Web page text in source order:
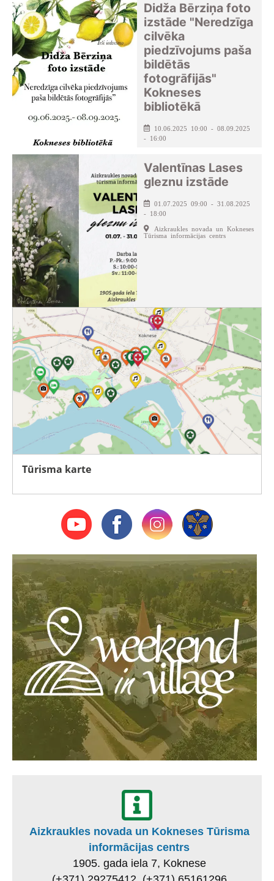
Didža Bērziņa foto
izstāde "Neredzīga
cilvēka
piedzīvojums paša
bildētās
fotogrāfijās"
Kokneses
bibliotēkā
10.06.2025 10:00 - 08.09.2025
- 16:00
Valentīnas Lases
gleznu izstāde
01.07.2025 09:00 - 31.08.2025
- 18:00
Aizkraukles novada un Kokneses
Tūrisma informācijas centrs
Tūrisma karte
Aizkraukles novada un Kokneses Tūrisma
informācijas centrs
1905. gada iela 7, Koknese